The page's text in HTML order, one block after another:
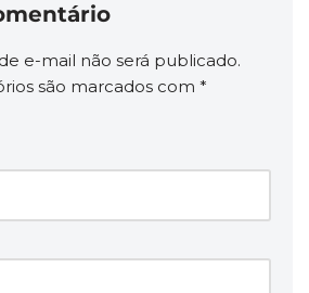
e-mail não será publicado.
são marcados com *